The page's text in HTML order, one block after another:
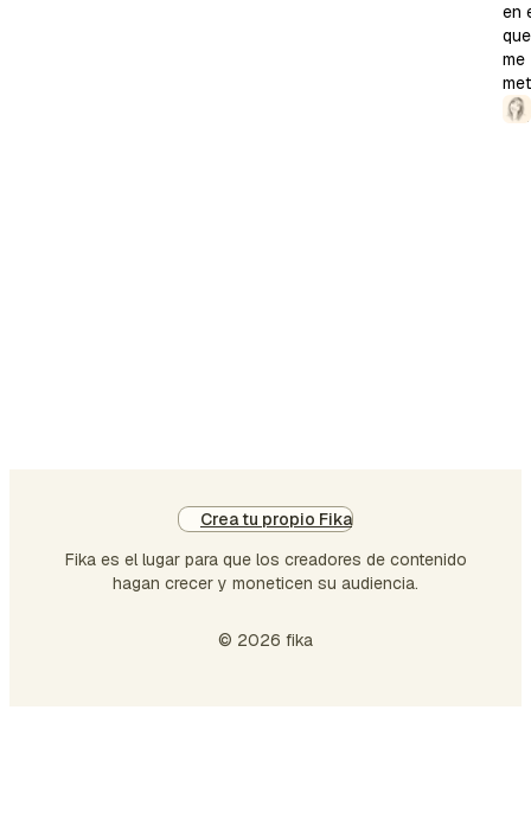
a
en
que
me
Crea tu propio Fika
Fika es el lugar para que los creadores de contenido
hagan crecer y moneticen su audiencia.
© 2026 fika